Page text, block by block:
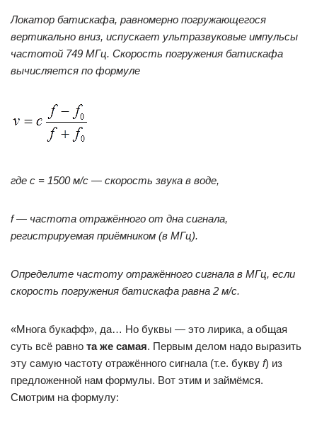
Локатор батискафа, равномерно погружающегося
вертикально вниз, испускает ультразвуковые импульсы
частотой 749 МГц. Скорость погружения батискафа
вычисляется по формуле
где с = 1500 м/с — скорость звука в воде,
f — частота отражённого от дна сигнала,
регистрируемая приёмником (в МГц).
Определите частоту отражённого сигнала в МГц, если
скорость погружения батискафа равна 2 м/с.
«Многа букафф», да… Но буквы — это лирика, а общая
суть всё равно та же самая. Первым делом надо выразить
эту самую частоту отражённого сигнала (т.е. букву f) из
предложенной нам формулы. Вот этим и займёмся.
Смотрим на формулу: